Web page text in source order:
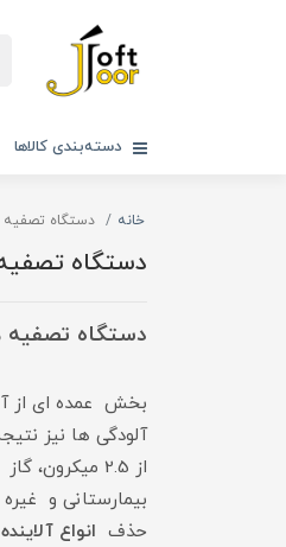
دسته‌بندی کالاها
خانه دستگاه تصفیه
دستگاه
دستگاه
آلودگی ها نیز
بیمارستانی و
حذف انواع